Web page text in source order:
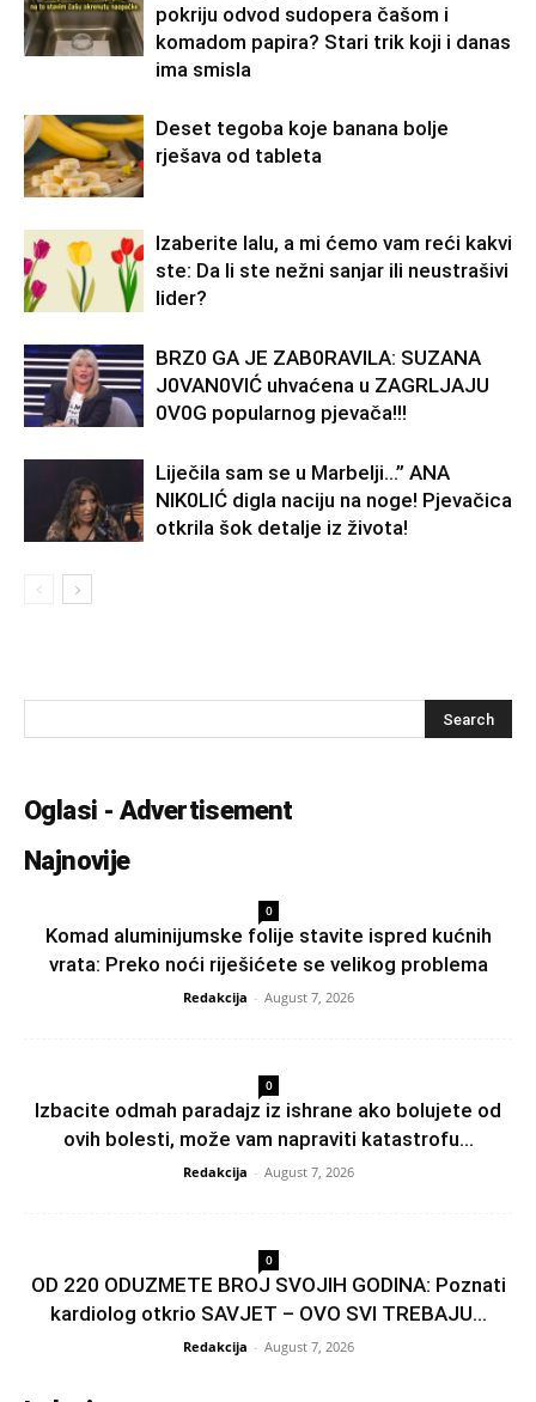
pokriju odvod sudopera čašom i
komadom papira? Stari trik koji i danas
ima smisla
Deset tegoba koje banana bolje
rješava od tableta
Izaberite lalu, a mi ćemo vam reći kakvi
ste: Da li ste nežni sanjar ili neustrašivi
lider?
BRZ0 GA JE ZAB0RAVlLA: SUZANA
J0VAN0VIĆ uhvaćena u ZAGRLJAJU
0V0G popularnog pjevača!!!
Liječila sam se u Marbelji…” ANA
NlK0LlĆ digla naciju na noge! Pjevačica
otkrila šok detalje iz života!
Oglasi - Advertisement
Najnovije
0
Komad aluminijumske folije stavite ispred kućnih
vrata: Preko noći riješićete se velikog problema
Redakcija - August 7, 2026
0
Izbacite odmah paradajz iz ishrane ako bolujete od
ovih bolesti, može vam napraviti katastrofu...
Redakcija - August 7, 2026
0
OD 220 ODUZMETE BROJ SVOJIH GODINA: Poznati
kardiolog otkrio SAVJET – OVO SVI TREBAJU...
Redakcija - August 7, 2026